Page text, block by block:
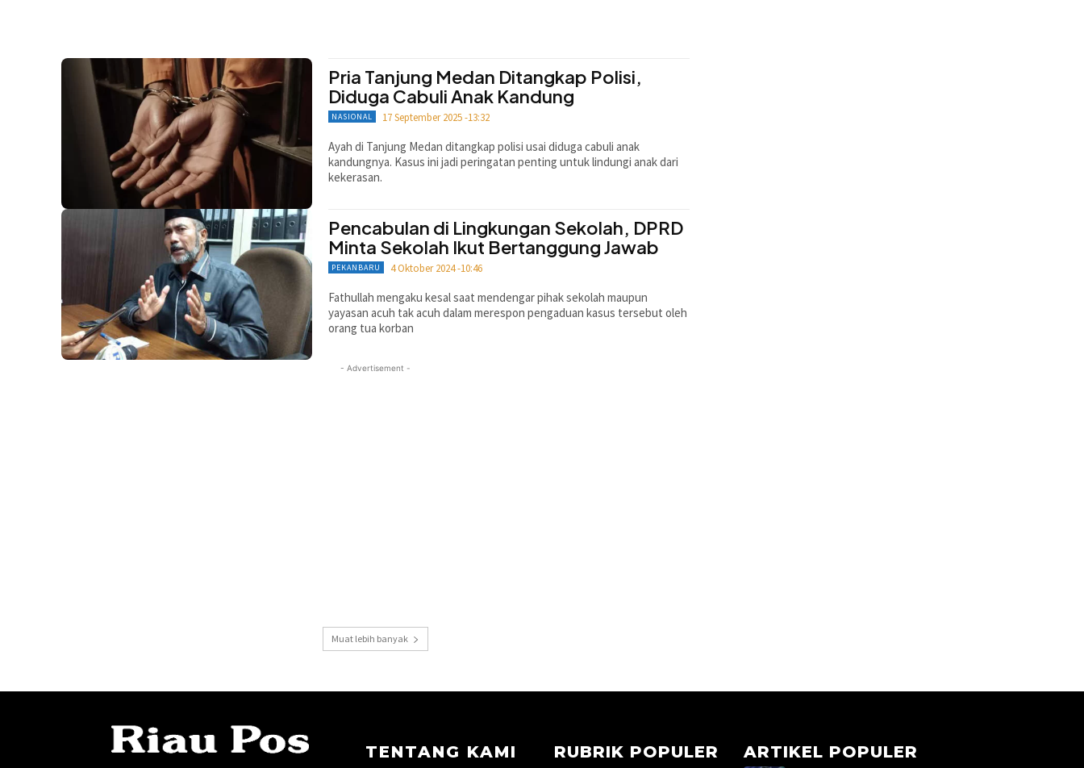
Pria Tanjung Medan Ditangkap Polisi,
Diduga Cabuli Anak Kandung
NASIONAL 17 September 2025 -13:32
Ayah di Tanjung Medan ditangkap polisi usai diduga cabuli anak
kandungnya. Kasus ini jadi peringatan penting untuk lindungi anak dari
kekerasan.
Pencabulan di Lingkungan Sekolah, DPRD
Minta Sekolah Ikut Bertanggung Jawab
PEKANBARU 4 Oktober 2024 -10:46
Fathullah mengaku kesal saat mendengar pihak sekolah maupun
yayasan acuh tak acuh dalam merespon pengaduan kasus tersebut oleh
orang tua korban
- Advertisement -
Muat lebih banyak
TENTANG KAMI RUBRIK POPULER ARTIKEL POPULER